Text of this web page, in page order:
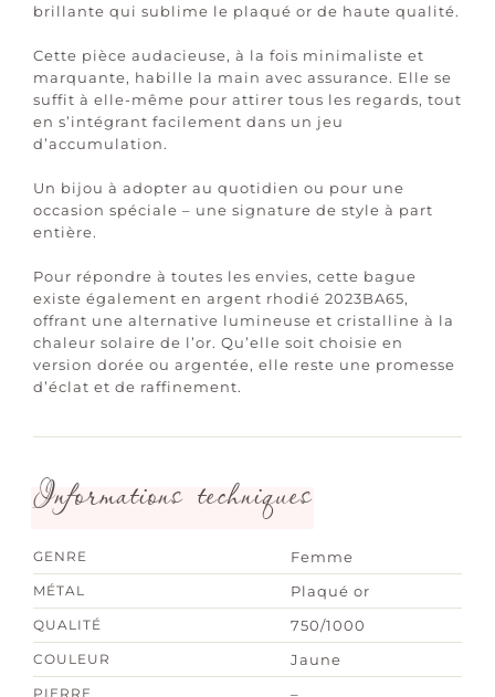
brillante qui sublime le plaqué or de haute qualité.
Cette pièce audacieuse, à la fois minimaliste et
marquante, habille la main avec assurance. Elle se
suffit à elle-même pour attirer tous les regards, tout
en s’intégrant facilement dans un jeu
d’accumulation.
Un bijou à adopter au quotidien ou pour une
occasion spéciale – une signature de style à part
entière.
Pour répondre à toutes les envies, cette bague
existe également en argent rhodié 2023BA65,
offrant une alternative lumineuse et cristalline à la
chaleur solaire de l’or. Qu’elle soit choisie en
version dorée ou argentée, elle reste une promesse
d’éclat et de raffinement.
Informations techniques
GENRE Femme
MÉTAL Plaqué or
QUALITÉ 750/1000
COULEUR Jaune
PIERRE –